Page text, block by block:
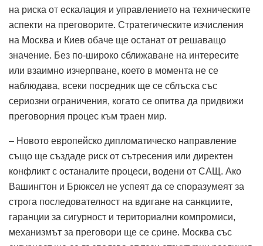
на риска от ескалация и управлението на техническите
аспекти на преговорите. Стратегическите изчисления
на Москва и Киев обаче ще останат от решаващо
значение. Без по-широко сближаване на интересите
или взаимно изчерпване, което в момента не се
наблюдава, всеки посредник ще се сблъска със
сериозни ограничения, когато се опитва да придвижи
преговорния процес към траен мир.
– Новото европейско дипломатическо направление
също ще създаде риск от сътресения или директен
конфликт с останалите процеси, водени от САЩ. Ако
Вашингтон и Брюксел не успеят да се споразумеят за
строга последователност на вдигане на санкциите,
гаранции за сигурност и териториални компромиси,
механизмът за преговори ще се срине. Москва със